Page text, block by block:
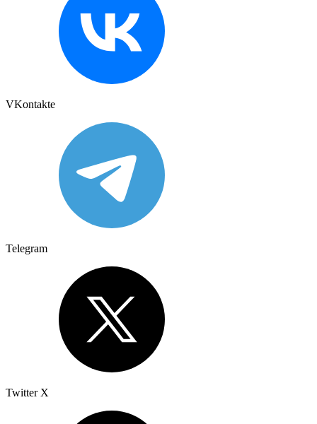
VKontakte
Telegram
Twitter X